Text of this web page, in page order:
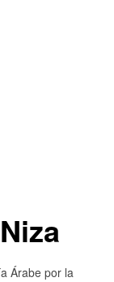
Árabe por la